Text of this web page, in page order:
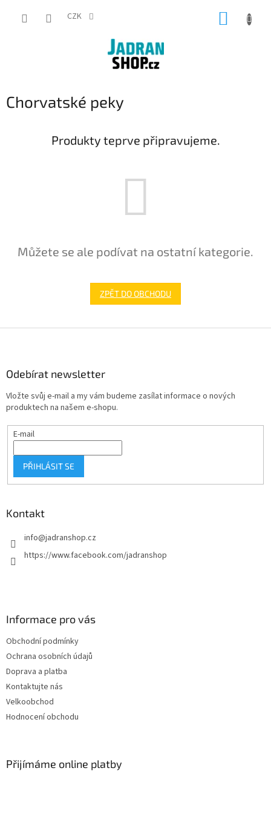
CZK
Chorvatské peky
Produkty teprve připravujeme.
Můžete se ale podívat na ostatní kategorie.
ZPĚT DO OBCHODU
Odebírat newsletter
Vložte svůj e-mail a my vám budeme zasílat informace o nových
produktech na našem e-shopu.
E-mail
PŘIHLÁSIT SE
Kontakt
info@jadranshop.cz
https://www.facebook.com/jadranshop
Informace pro vás
Obchodní podmínky
Ochrana osobních údajů
Doprava a platba
Kontaktujte nás
Velkoobchod
Hodnocení obchodu
Přijímáme online platby